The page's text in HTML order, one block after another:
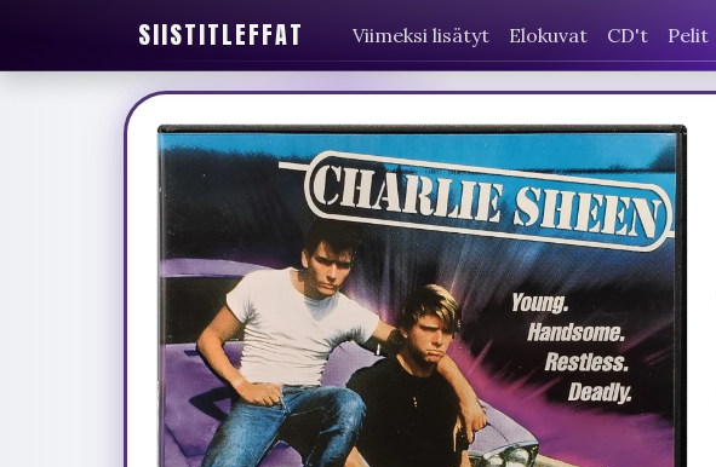
SIISTITLEFFAT Viimeksi lisätyt Elokuvat CD't Pelit